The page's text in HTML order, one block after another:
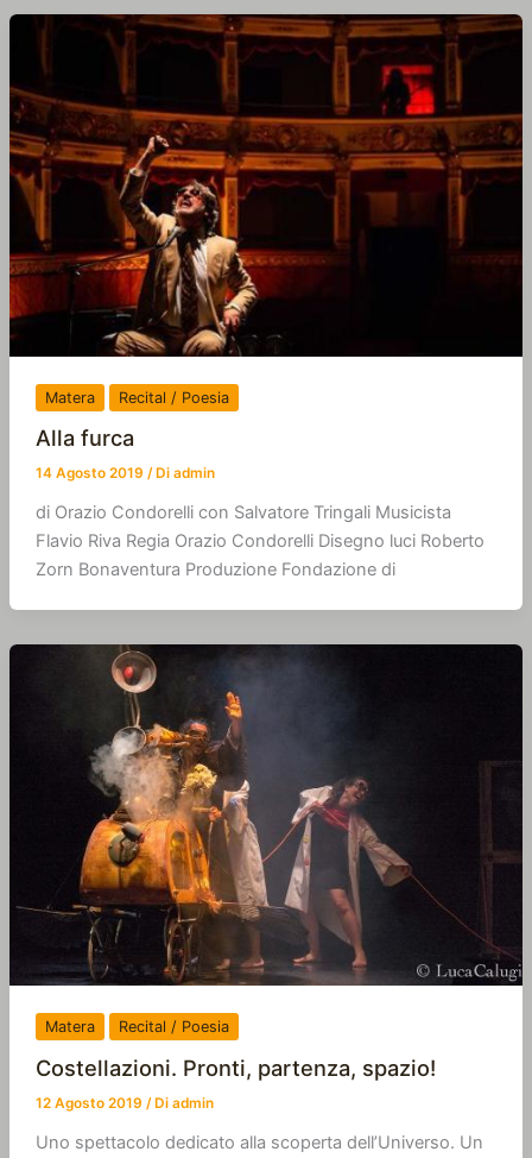
Matera Recital / Poesia
Alla furca
14 Agosto 2019 / Di admin
di Orazio Condorelli con Salvatore Tringali Musicista
Flavio Riva Regia Orazio Condorelli Disegno luci Roberto
Zorn Bonaventura Produzione Fondazione di
Matera Recital / Poesia
Costellazioni. Pronti, partenza, spazio!
12 Agosto 2019 / Di admin
Uno spettacolo dedicato alla scoperta dell’Universo. Un